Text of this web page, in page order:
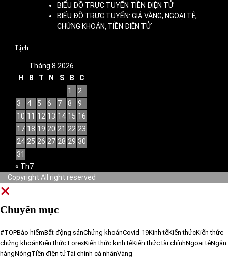
BIỂU ĐỒ TRỰC TUYẾN TIỀN ĐIỆN TỬ
BIỂU ĐỒ TRỰC TUYẾN: GIÁ VÀNG, NGOẠI TỆ,
CHỨNG KHOÁN, TIỀN ĐIỆN TỬ
Lịch
Tháng 8 2026
H
B T N S B
C
1
2
3
4 5 6 7 8
9
10 11 12 13 14 15 16
17 18 19 20 21 22 23
24 25 26 27 28 29 30
31
« Th7
Copyright All right reserved
Chuyên mục
#TOPBảo hiểmBất động sảnChứng khoánCovid-19Kinh tếKiến thứcKiến thức
chứng khoánKiến thức ForexKiến thức kinh tếKiến thức tài chínhNgoại tệNgân
hàngNóngTiền điện tửTài chính cá nhânVàng